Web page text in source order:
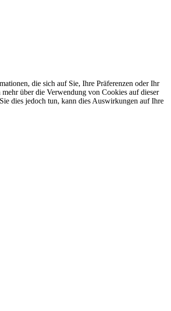
die sich auf Sie, Ihre Präferenzen oder Ihr
über die Verwendung von Cookies auf dieser
dies jedoch tun, kann dies Auswirkungen auf Ihre